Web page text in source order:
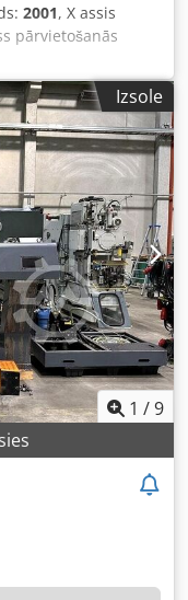
2001, X assis
pārvietošanās
attālums:
, kopējais
4 050 mm,
490 mm,
750 kg, kopējais
5 apgr./min,
min, dzesēšanas
no galda centra līdz
jauda:13 000
rotācijas ātrums
, Pārvietošanās
TNC 426,
000 apgr./min, SK40
galda
30 vietām, izmēri
kg, piederumi:
dzesēšana ar
lietotāja
Izsole
1 /9